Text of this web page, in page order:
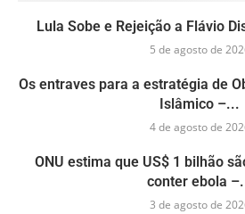
Lula Sobe e Rejeição a Flávio
5 de agosto de
Os entraves para a estratégia de
Islâmico –...
4 de agosto de
ONU estima que US$ 1 bilhão
conter ebola
3 de agosto de